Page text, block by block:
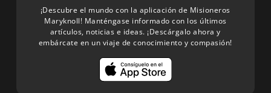
¡Descubre el mundo con la aplicación de Misioneros
Maryknoll! Manténgase informado con los últimos
artículos, noticias e ideas. ¡Descárgalo ahora y
embárcate en un viaje de conocimiento y compasión!